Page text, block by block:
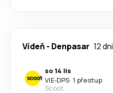
Vídeň- Denpasar 12 dni
so 14 lis
VIE-DPS· 1 přestup
Scoot